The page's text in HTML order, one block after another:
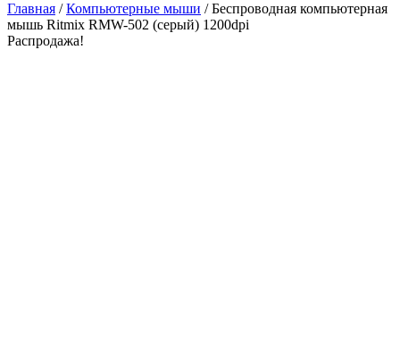
Главная /Компьютерные мыши /Беспроводная компьютерная
мышь Ritmix RMW-502 (серый) 1200dpi
Распродажа!